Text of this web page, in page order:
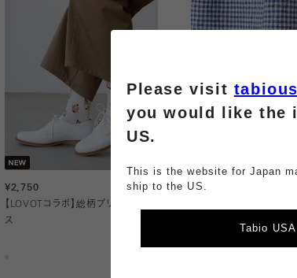
¥2,750
【LOVOTコラボ】総柄プリントソック
ス
¥990
Please visit
you would like the
US.
This is the website for Japan
ship to the US.
Tabio USA